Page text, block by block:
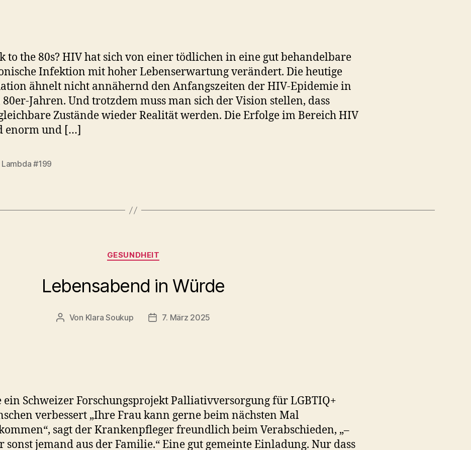
to the 80s? HIV hat sich von einer tödlichen in eine gut behandelbare
Infektion mit hoher Lebenserwartung verändert. Die heutige
ähnelt nicht annähernd den Anfangszeiten der HIV-Epidemie in
80er-Jahren. Und trotzdem muss man sich der Vision stellen, dass
Zustände wieder Realität werden. Die Erfolge im Bereich HIV
enorm und […]
Lambda #199
Kategorien
GESUNDHEIT
Lebensabend in Würde
Beitragsautor
Von Klara Soukup Beitragsdatum
7. März 2025
ein Schweizer Forschungsprojekt Palliativversorgung für LGBTIQ+
verbessert „Ihre Frau kann gerne beim nächsten Mal
sagt der Krankenpfleger freundlich beim Verabschieden, „–
sonst jemand aus der Familie.“ Eine gut gemeinte Einladung. Nur dass